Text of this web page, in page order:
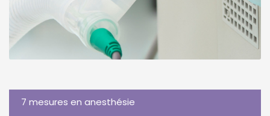
7 mesures en anesthésie